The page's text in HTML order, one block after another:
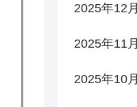
2025年12月
2025年11月
2025年10月